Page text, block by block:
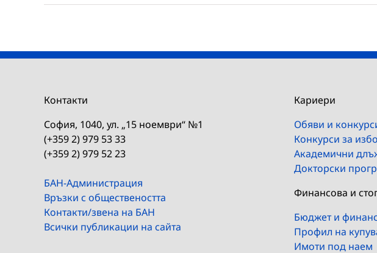
Контакти
София, 1040, ул. „15 ноември“ №1
(+359 2) 979 53 33
(+359 2) 979 52 23
БАН-Администрация
Връзки с обществеността
Контакти/звена на БАН
Всички публикации на сайта
Кариери
Обяви и
Конкурси за
Академични
Докторски
Финансова и
Бюджет и
Профил на
Имоти под наем